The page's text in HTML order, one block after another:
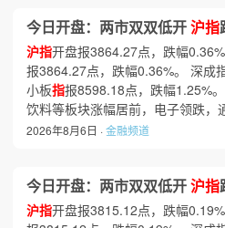
今日开盘：两市双双低开沪指
沪指开盘报3864.27点，跌幅
报3864.27点，跌幅0.36%。 深成
小板指报8598.18点，跌幅1.25%
饮料等板块涨幅居前，电子领跌
2026年8月6日 ·金融频道
今日开盘：两市双双低开沪指
沪指开盘报3815.12点，跌幅